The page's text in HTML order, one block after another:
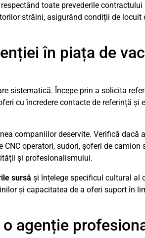
toate prevederile
străini, asigurând condiții de locuit
în piața de
sistematică. Începe prin a solicita
cu încredere contacte de referință și
companiilor deservite. Verifică dacă
operatori, sudori, șoferi de camion
și profesionalismului.
sursă și înțelege specificul cultural al
și capacitatea de a oferi suport în
agenție